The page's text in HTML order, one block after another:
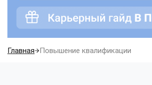
Главная Повышение квалификации